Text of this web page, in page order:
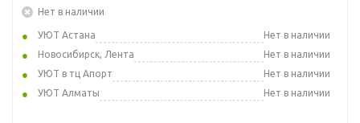
Нет в наличии
УЮТ Астана
Нет в наличии
Новосибирск, Лента
Нет в наличии
УЮТ в тц Апорт
Нет в наличии
УЮТ Алматы
Нет в наличии